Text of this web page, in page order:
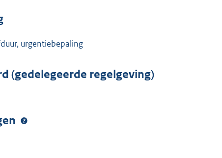
urgentiebepaling
(gedelegeerde regelgeving)